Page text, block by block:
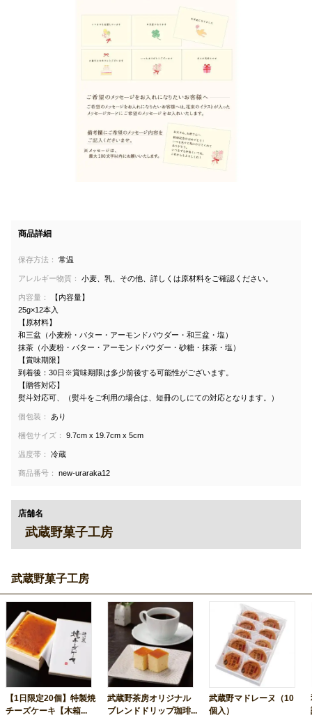
商品詳細
保存方法： 常温
アレルギー物質： 小麦、乳、その他、詳しくは原材料をご確認ください。
内容量：
【内容量】
25g×12本入
【原材料】
和三盆（小麦粉・バター・アーモンドパウダー・和三盆・塩）
抹茶（小麦粉・バター・アーモンドパウダー・砂糖・抹茶・塩）
【賞味期限】
到着後：30日※賞味期限は多少前後する可能性がございます。
【贈答対応】
熨斗対応可、（熨斗をご利用の場合は、短冊のしにての対応となります。）
個包装： あり
梱包サイズ： 9.7cm x 19.7cm x 5cm
温度帯： 冷蔵
商品番号： new-uraraka12
店舗名
武蔵野菓子工房
武蔵野菓子工房
【1日限定20個】特製焼
チーズケーキ【木箱...
武蔵野茶房オリジナル
ブレンドドリップ珈琲...
武蔵野マドレーヌ（10
個入）